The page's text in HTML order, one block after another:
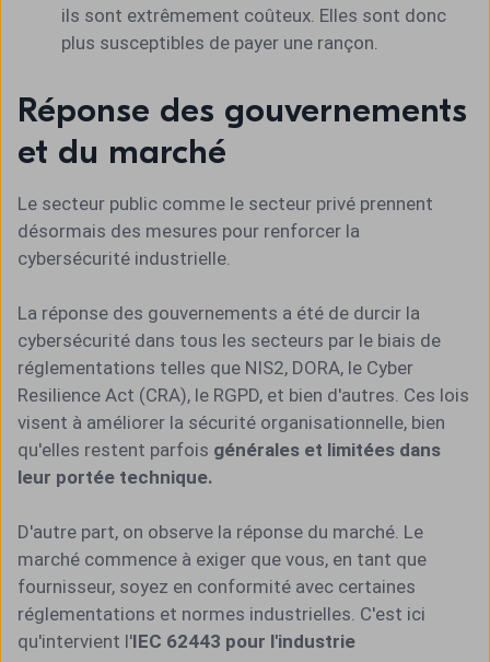
ils sont extrêmement coûteux. Elles sont donc
plus susceptibles de payer une rançon.
Réponse des gouvernements
et du marché
Le secteur public comme le secteur privé prennent
désormais des mesures pour renforcer la
cybersécurité industrielle.
La réponse des gouvernements a été de durcir la
cybersécurité dans tous les secteurs par le biais de
réglementations telles que NIS2, DORA, le Cyber
Resilience Act (CRA), le RGPD, et bien d'autres. Ces lois
visent à améliorer la sécurité organisationnelle, bien
qu'elles restent parfois générales et limitées dans
leur portée technique.
D'autre part, on observe la réponse du marché. Le
marché commence à exiger que vous, en tant que
fournisseur, soyez en conformité avec certaines
réglementations et normes industrielles. C'est ici
qu'intervient l'IEC 62443 pour l'industrie